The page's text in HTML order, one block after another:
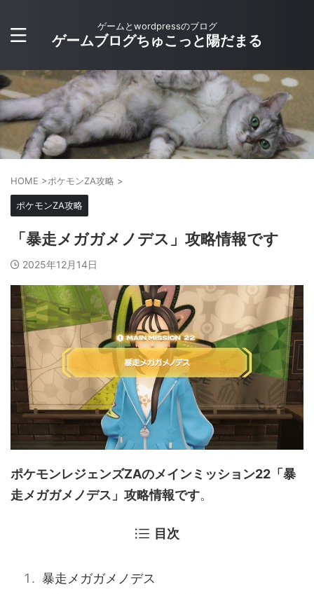
ゲームとwordpressのブログ
ゲームブログちゅこっと陽だまる
HOME >ポケモンZA攻略 >
ポケモンZA攻略
「暴走メガガメノデス」攻略情報です
2025年12月14日
ポケモンレジェンズZAのメインミッション22「暴
走メガガメノデス」攻略情報です。
目次
暴走メガガメノデス